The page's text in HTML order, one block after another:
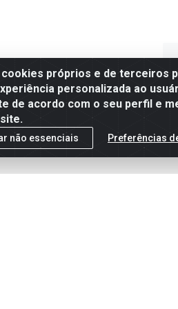
próprios e de terceiros
personalizada ao
de acordo com o seu perfil e
não essenciais Preferências